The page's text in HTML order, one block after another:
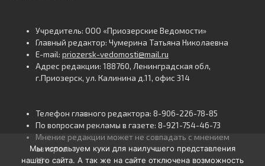
Учредитель: ООО «Приозерские Ведомости»
Главный редактор: Чумерина Татьяна Николаевна
E-mail: priozersk-vedomosti@mail.ru
Адрес редакции: 188760, Ленинградская обл,
г.Приозерск, ул. Калинина д.11, офис 314
Телефон главного редактора: 8-906-226-78-85
По вопросам рекламы в газете: 8-921-754-46-73
Мнение редакции может не совпадать с мнением
авторов.
16+
Мы используем куки для наилучшего представления
нашего сайта. А так же на сайте отключена возможность